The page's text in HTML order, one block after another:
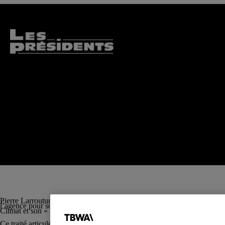
Pierre Larrouturou (économiste, membre du Haut Conseil pour le
l’agence pour soutenir auprès des instances européennes une idée
Climat et son «Traité Instituant une Union pour le Climat et la